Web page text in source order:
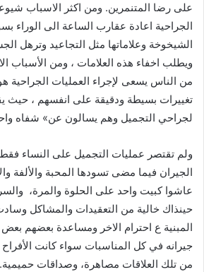
على رضا المتنمرين. ومن اكثر الاسباب
الجراحية اعادة عقارب الساعة الى الوراء
الشيخوخة وعلاماتها مثل التجاعيد وترهل
ويطلب اخفاء هذه العلامات ، ومن الأسباب
من الناس يسعى لإجراء العمليات الجراحية
تغييرات بسيطة ودقيقة على انفسهم ، حيث
لجراحي التجميل وهم يسالون عن» شفاه
ولم تقتصر عمليات التجميل على النساء فقط
الجيران فيما مضى تسودها المحبة والألفة
عاشوا كبيت واحد على الحلوة والمرة،
حينذاك خالية من التعقيدات والمشاكل وسادت
المبنية ع احترام الاخر ومساعدة بعضهم
جيرانه في كل المناسبات سواء كانت الأفراح
من تلك العلاقات مصاهرة، وصداقات حميمية.